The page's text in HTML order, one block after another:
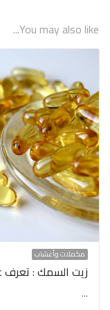
You may also like...
مكملات وأعشاب
زيت السمك : تعرف
…